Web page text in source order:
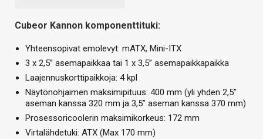
Cubeor Kannon komponenttituki:
Yhteensopivat emolevyt: mATX, Mini-ITX
3 x 2,5” asemapaikkaa tai 1 x 3,5” asemapaikkapaikka
Laajennuskorttipaikkoja: 4 kpl
Näytönohjaimen maksimipituus: 400 mm (yli yhden 2,5”
aseman kanssa 320 mm ja 3,5” aseman kanssa 370 mm)
Prosessoricoolerin maksimikorkeus: 172 mm
Virtalähdetuki: ATX (Max 170 mm)